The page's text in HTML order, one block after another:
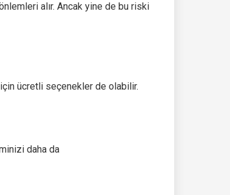
alır. Ancak yine de bu riski
ücretli seçenekler de olabilir.
daha da